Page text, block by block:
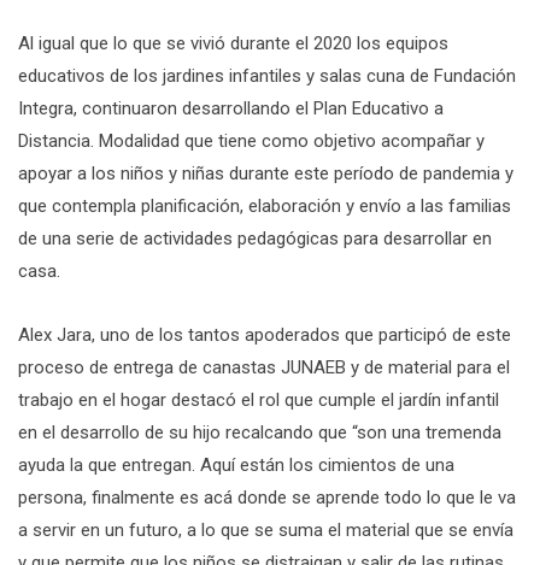
Al igual que lo que se vivió durante el 2020 los equipos
educativos de los jardines infantiles y salas cuna de Fundación
Integra, continuaron desarrollando el Plan Educativo a
Distancia. Modalidad que tiene como objetivo acompañar y
apoyar a los niños y niñas durante este período de pandemia y
que contempla planificación, elaboración y envío a las familias
de una serie de actividades pedagógicas para desarrollar en
casa.
Alex Jara, uno de los tantos apoderados que participó de este
proceso de entrega de canastas JUNAEB y de material para el
trabajo en el hogar destacó el rol que cumple el jardín infantil
en el desarrollo de su hijo recalcando que “son una tremenda
ayuda la que entregan. Aquí están los cimientos de una
persona, finalmente es acá donde se aprende todo lo que le va
a servir en un futuro, a lo que se suma el material que se envía